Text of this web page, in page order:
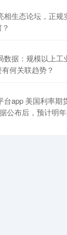
相生态论坛，正规
数据：规模以上工
何关联趋势？
台app 美国利率期
公布后，预计明